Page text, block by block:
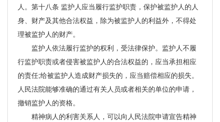
人。第十八条 监护人应当履行监护职责，保护被监护人的人
身、财产及其他合法权益，除为被监护人的利益外，不得处
理被监护人的财产。
监护人依法履行监护的权利，受法律保护。监护人不履
行监护职责或者侵害被监护人的合法权益的，应当承担相应
的责任;给被监护人造成财产损失的，应当赔偿相应的损失。
人民法院能够准确的通过有关人员或者相关的单位的申请，
撤销监护人的资格。
精神病人的利害关系人，可以向人民法院申请宣告精神